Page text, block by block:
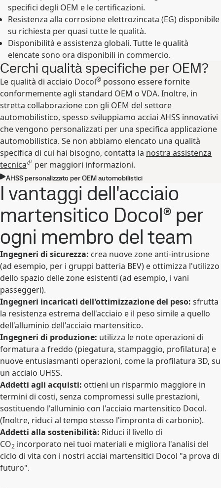
specifici degli OEM e le certificazioni.
Resistenza alla corrosione elettrozincata (EG) disponibile
su richiesta per quasi tutte le qualità.
Disponibilità e assistenza globali. Tutte le qualità
elencate sono ora disponibili in commercio.
Cerchi qualità specifiche per OEM?
Le qualità di acciaio Docol® possono essere fornite
conformemente agli standard OEM o VDA. Inoltre, in
stretta collaborazione con gli OEM del settore
automobilistico, spesso sviluppiamo acciai AHSS innovativi
che vengono personalizzati per una specifica applicazione
automobilistica. Se non abbiamo elencato una qualità
specifica di cui hai bisogno, contatta la nostra assistenza
tecnica
per maggiori informazioni.
AHSS personalizzato per OEM automobilistici
I vantaggi dell'acciaio
martensitico Docol® per
ogni membro del team
Ingegneri di sicurezza: crea nuove zone anti-intrusione
(ad esempio, per i gruppi batteria BEV) e ottimizza l'utilizzo
dello spazio delle zone esistenti (ad esempio, i vani
passeggeri).
Ingegneri incaricati dell'ottimizzazione del peso: sfrutta
la resistenza estrema dell'acciaio e il peso simile a quello
dell'alluminio dell'acciaio martensitico.
Ingegneri di produzione: utilizza le note operazioni di
formatura a freddo (piegatura, stampaggio, profilatura) e
nuove entusiasmanti operazioni, come la profilatura 3D, su
un acciaio UHSS.
Addetti agli acquisti: ottieni un risparmio maggiore in
termini di costi, senza compromessi sulle prestazioni,
sostituendo l'alluminio con l'acciaio martensitico Docol.
(Inoltre, riduci al tempo stesso l'impronta di carbonio).
Addetti alla sostenibilità: Riduci il livello di
CO2 incorporato nei tuoi materiali e migliora l'analisi del
ciclo di vita con i nostri acciai martensitici Docol "a prova di
futuro".